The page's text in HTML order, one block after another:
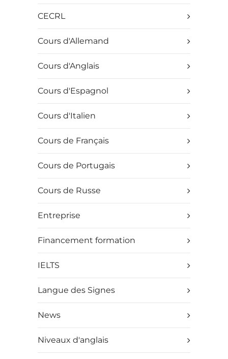
CECRL
Cours d'Allemand
Cours d'Anglais
Cours d'Espagnol
Cours d'Italien
Cours de Français
Cours de Portugais
Cours de Russe
Entreprise
Financement formation
IELTS
Langue des Signes
News
Niveaux d'anglais